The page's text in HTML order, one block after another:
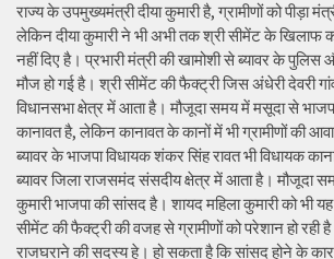
राज्य के उपमुख्यमंत्री दीया कुमारी है, ग्रामीणों को पीड़ा
लेकिन दीया कुमारी ने भी अभी तक श्री सीमेंट के खिलाफ
नहीं दिए है। प्रभारी मंत्री की खामोशी से ब्यावर के
मौज हो गई है। श्री सीमेंट की फैक्ट्री जिस अंधेरी देवरी
विधानसभा क्षेत्र में आता है। मौजूदा समय में मसूदा से
कानावत है, लेकिन कानावत के कानों में भी ग्रामीणों की
ब्यावर के भाजपा विधायक शंकर सिंह रावत भी विधायक
ब्यावर जिला राजसमंद संसदीय क्षेत्र में आता है। मौजूदा
कुमारी भाजपा की सांसद है। शायद महिला कुमारी को भी यह
सीमेंट की फैक्ट्री की वजह से ग्रामीणों को परेशान हो रही
राजघराने की सदस्य हे। हो सकता है कि सांसद होने के